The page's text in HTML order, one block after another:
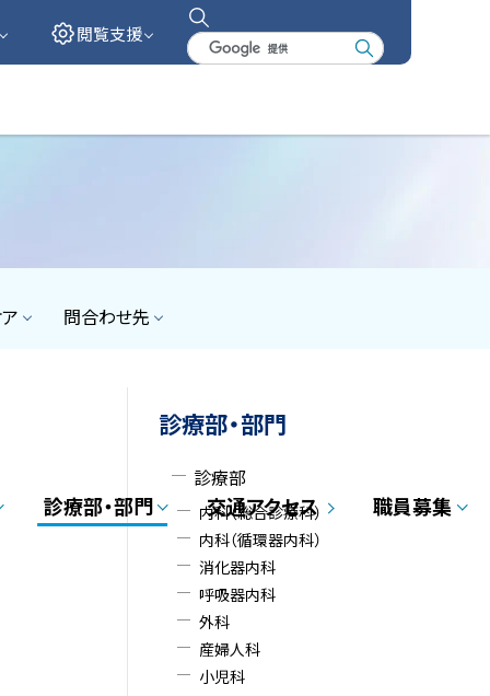
閲覧支援
検
ー
診療部・部門 交通アクセス 職員募集
問合わせ先
サ
ド
診療部・部門
診療部
内科（総合診療科）
内科（循環器内科）
消化器内科
呼吸器内科
外科
産婦人科
小児科